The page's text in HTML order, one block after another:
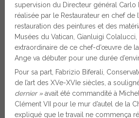
supervision du Directeur général Carlo
réalisée par le Restaurateur en chef de
restauration des peintures et des
Musées du Vatican, Gianluigi
extraordinaire de ce chef-d’œuvre de
Ange va débuter pour une durée
Pour sa part, Fabrizio Biferali,
de l’art des XVe-XVIe siècles, a
dernier »avait été commandité à
Clément VII pour le mur d’autel de la
expliqué que le travail ne commença